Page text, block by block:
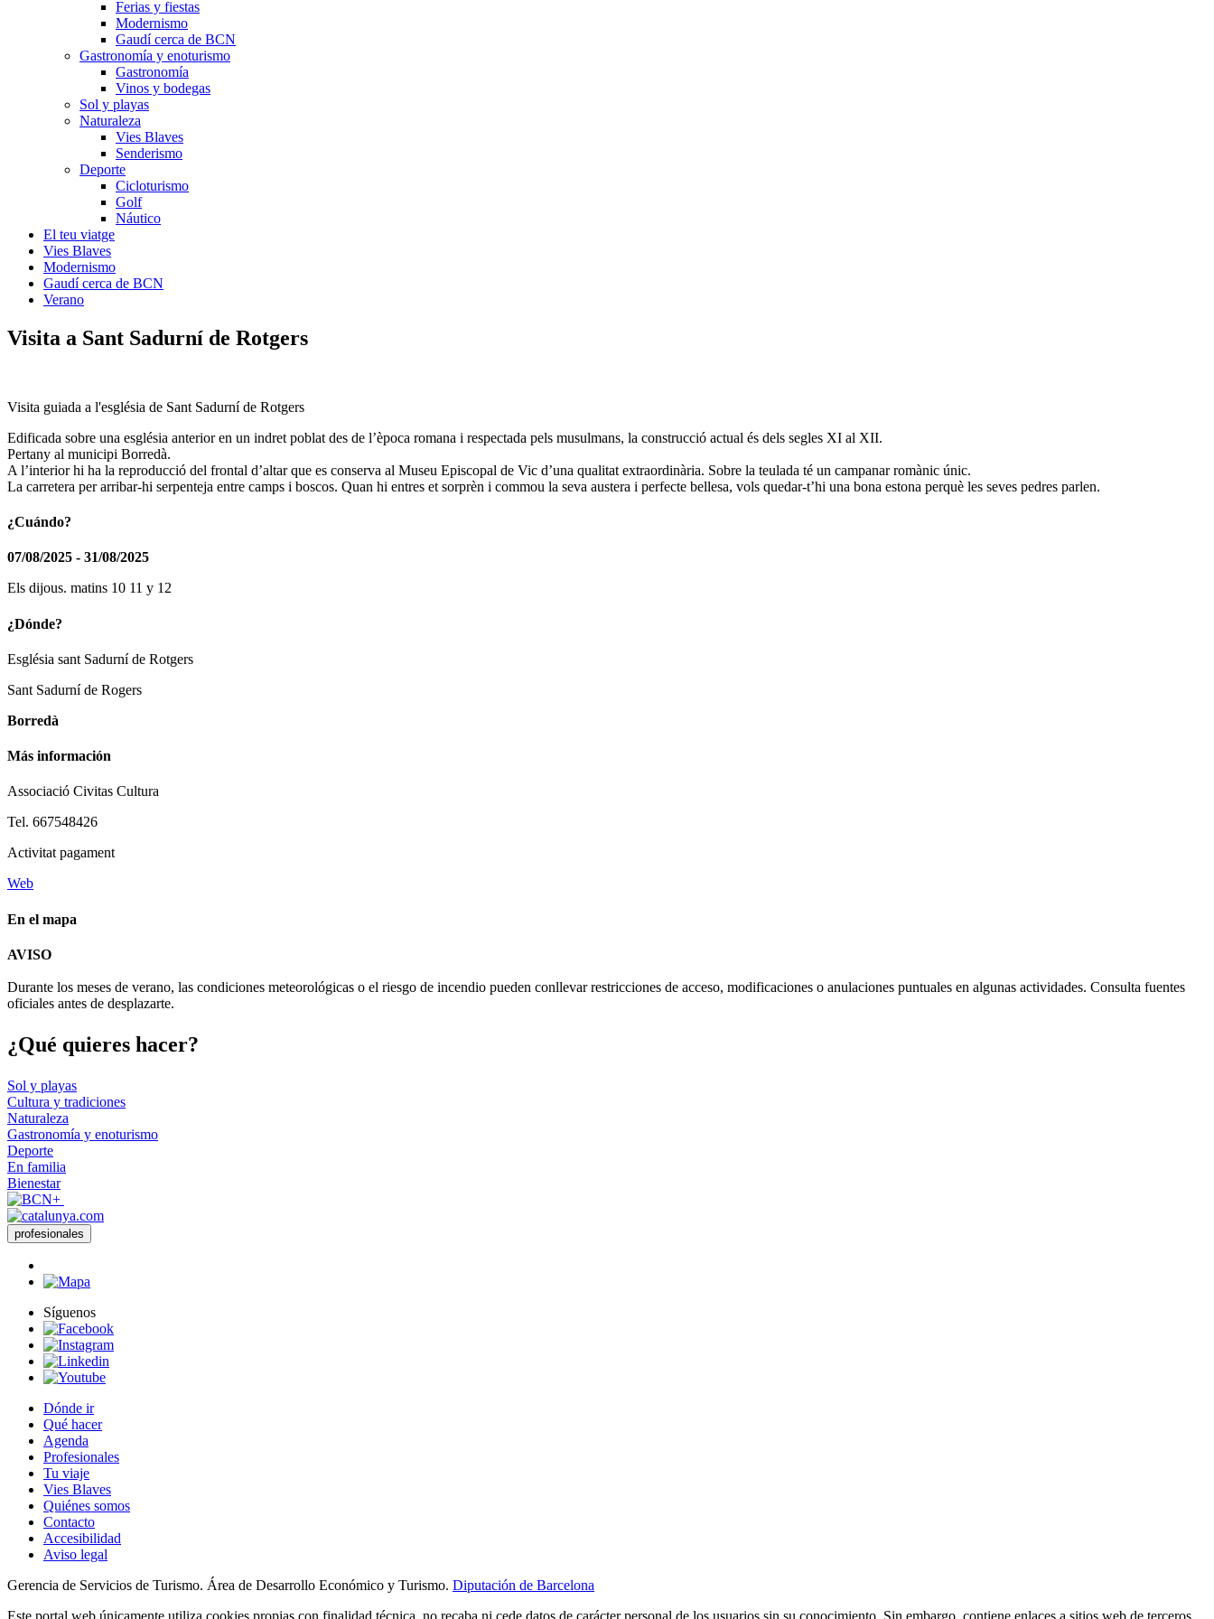
Ferias y fiestas
Modernismo
Gaudí cerca de BCN
Gastronomía y enoturismo
Gastronomía
Vinos y bodegas
Sol y playas
Naturaleza
Vies Blaves
Senderismo
Deporte
Cicloturismo
Golf
Náutico
El teu viatge
Vies Blaves
Modernismo
Gaudí cerca de BCN
Verano
Visita a Sant Sadurní de Rotgers
Visita guiada a l'església de Sant Sadurní de Rotgers
Edificada sobre una església anterior en un indret poblat des de l’època romana i respectada pels musulmans, la construcció actual és dels segles XI al XII.
Pertany al municipi Borredà.
A l’interior hi ha la reproducció del frontal d’altar que es conserva al Museu Episcopal de Vic d’una qualitat extraordinària. Sobre la teulada té un campanar romànic únic.
La carretera per arribar-hi serpenteja entre camps i boscos. Quan hi entres et sorprèn i commou la seva austera i perfecte bellesa, vols quedar-t’hi una bona estona perquè les seves pedres parlen.
¿Cuándo?
07/08/2025 - 31/08/2025
Els dijous. matins 10 11 y 12
¿Dónde?
Església sant Sadurní de Rotgers
Sant Sadurní de Rogers
Borredà
Más información
Associació Civitas Cultura
Tel. 667548426
Activitat pagament
Web
En el mapa
−
AVISO
Durante los meses de verano, las condiciones meteorológicas o el riesgo de incendio pueden conllevar restricciones de acceso, modificaciones o anulaciones puntuales en algunas actividades. Consulta fuentes
oficiales antes de desplazarte.
¿Qué quieres hacer?
Sol y playas
Cultura y tradiciones
Naturaleza
Gastronomía y enoturismo
Deporte
En familia
Bienestar
profesionales
Síguenos
Dónde ir
Qué hacer
Agenda
Profesionales
Tu viaje
Vies Blaves
Quiénes somos
Contacto
Accesibilidad
Aviso legal
Gerencia de Servicios de Turismo. Área de Desarrollo Económico y Turismo. Diputación de Barcelona
Este portal web únicamente utiliza cookies propias con finalidad técnica, no recaba ni cede datos de carácter personal de los usuarios sin su conocimiento. Sin embargo, contiene enlaces a sitios web de terceros